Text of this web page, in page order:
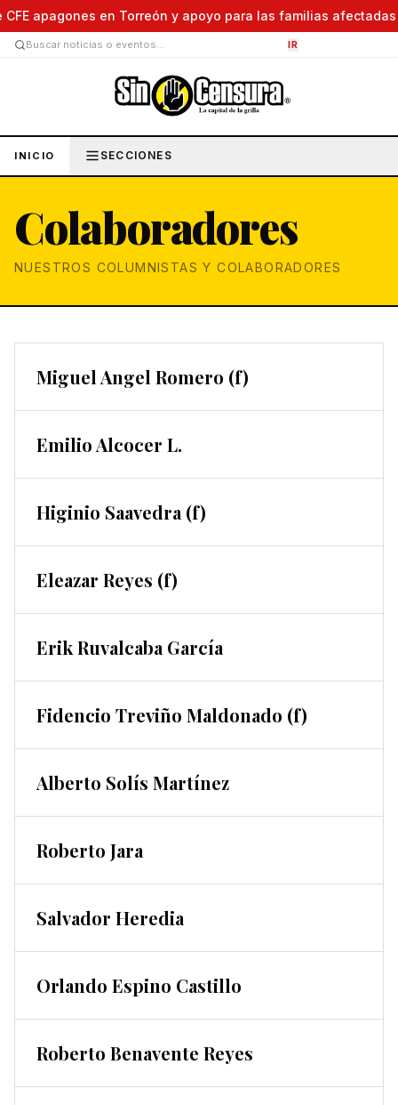
apagones en Torreón y apoyo para las familias
IR
INICIO SECCIONES
Colaboradores
NUESTROS COLUMNISTAS Y COLABORADORES
Miguel Angel Romero (f)
Emilio Alcocer L.
Higinio Saavedra (f)
Eleazar Reyes (f)
Erik Ruvalcaba García
Fidencio Treviño Maldonado (f)
Alberto Solís Martínez
Roberto Jara
Salvador Heredia
Orlando Espino Castillo
Roberto Benavente Reyes